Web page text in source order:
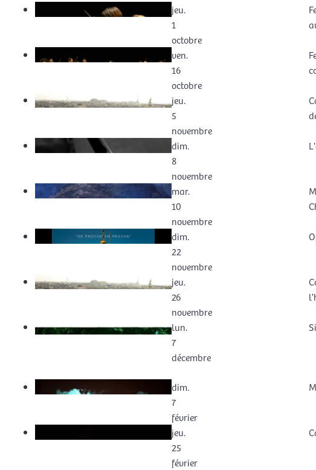
jeu.
1
octobre
ven.
16
octobre
jeu.
5
novembre
dim.
8
novembre
mar.
10
novembre
dim.
22
novembre
jeu.
26
novembre
lun.
7
décembre
dim.
7
février
jeu.
25
février